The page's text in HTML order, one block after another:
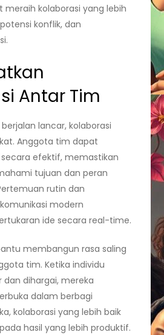
meraih kolaborasi yang lebih
konflik, dan
Antar Tim
lancar, kolaborasi
Anggota tim dapat
efektif, memastikan
tujuan dan peran
rutin dan
modern
ide secara real-time.
membangun rasa saling
tim. Ketika individu
dihargai, mereka
dalam berbagi
kolaborasi yang lebih baik
hasil yang lebih produktif.